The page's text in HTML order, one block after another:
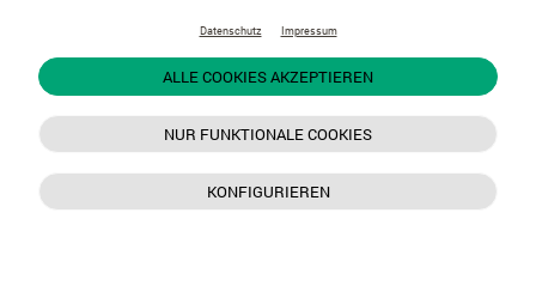
Datenschutz Impressum
ALLE COOKIES AKZEPTIEREN
NUR FUNKTIONALE COOKIES
KONFIGURIEREN